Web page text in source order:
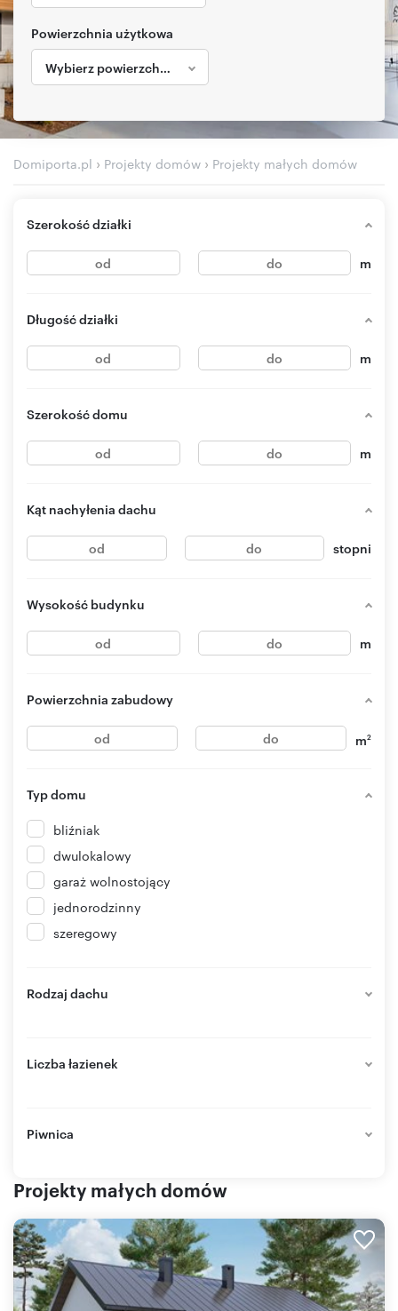
Powierzchnia użytkowa
Wybierz powierzchnię
Domiporta.pl › Projekty domów › Projekty małych domów
Szerokość działki
m
Długość działki
m
Szerokość domu
m
Kąt nachyłenia dachu
stopni
Wysokość budynku
m
Powierzchnia zabudowy
m2
Typ domu
bliźniak
dwulokalowy
garaż wolnostojący
jednorodzinny
szeregowy
Rodzaj dachu
Liczba łazienek
Piwnica
Projekty małych domów